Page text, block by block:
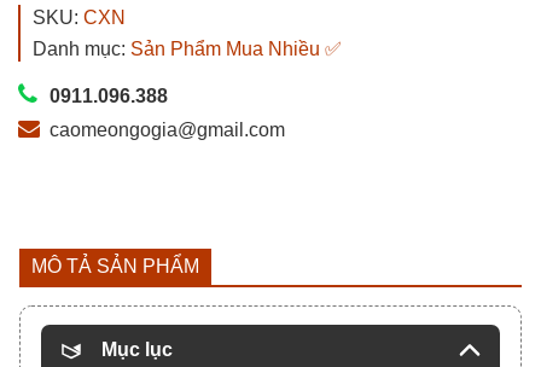
Nguyên
Chất
Chính
Hãng
300K/Lạng
SKU: CXN
Danh mục: Sản Phẩm Mua Nhiều ✅
0911.096.388
caomeongogia@gmail.com
MÔ TẢ SẢN PHẨM
Mục lục